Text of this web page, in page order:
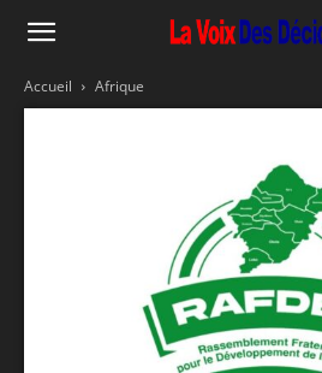
Accueil Afrique